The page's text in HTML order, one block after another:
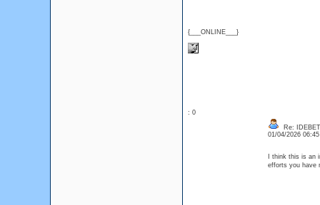
{___ONLINE___}
: 0
Re: IDEBET
01/04/2026
I think this is an
efforts you